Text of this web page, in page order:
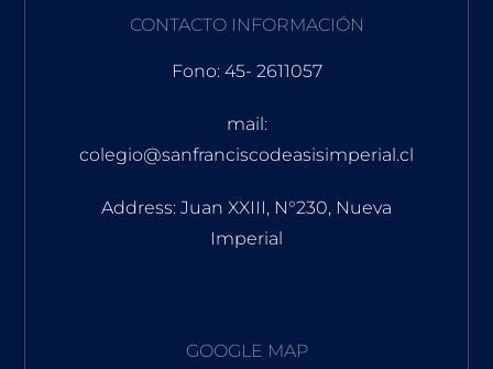
CONTACTO INFORMACIÓN
Fono: 45- 2611057
mail:
colegio@sanfranciscodeasisimperial.cl
Address: Juan XXIII, N°230, Nueva
Imperial
GOOGLE MAP